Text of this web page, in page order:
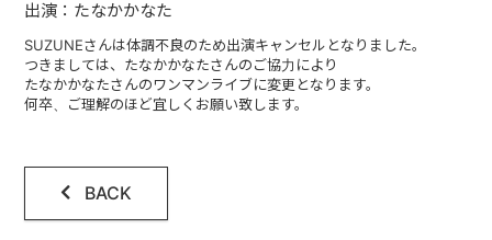
スケジュール
メニュー
出演：たなかかなた
SUZUNEさんは体調不良のため出演キャンセルとなりました。
つきましては、たなかかなたさんのご協力により
たなかかなたさんのワンマンライブに変更となります。
何卒、ご理解のほど宜しくお願い致します。
BACK